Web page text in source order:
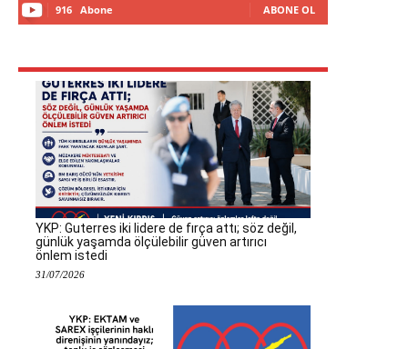
916 Abone ABONE OL
YKP: Guterres iki lidere de fırça attı; söz değil,
günlük yaşamda ölçülebilir güven artırıcı
önlem istedi
31/07/2026